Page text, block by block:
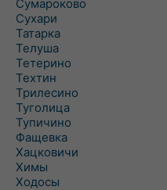
Сумароково
Сухари
Татарка
Телуша
Тетерино
Техтин
Трилесино
Туголица
Тупичино
Фащевка
Хацковичи
Химы
Ходосы